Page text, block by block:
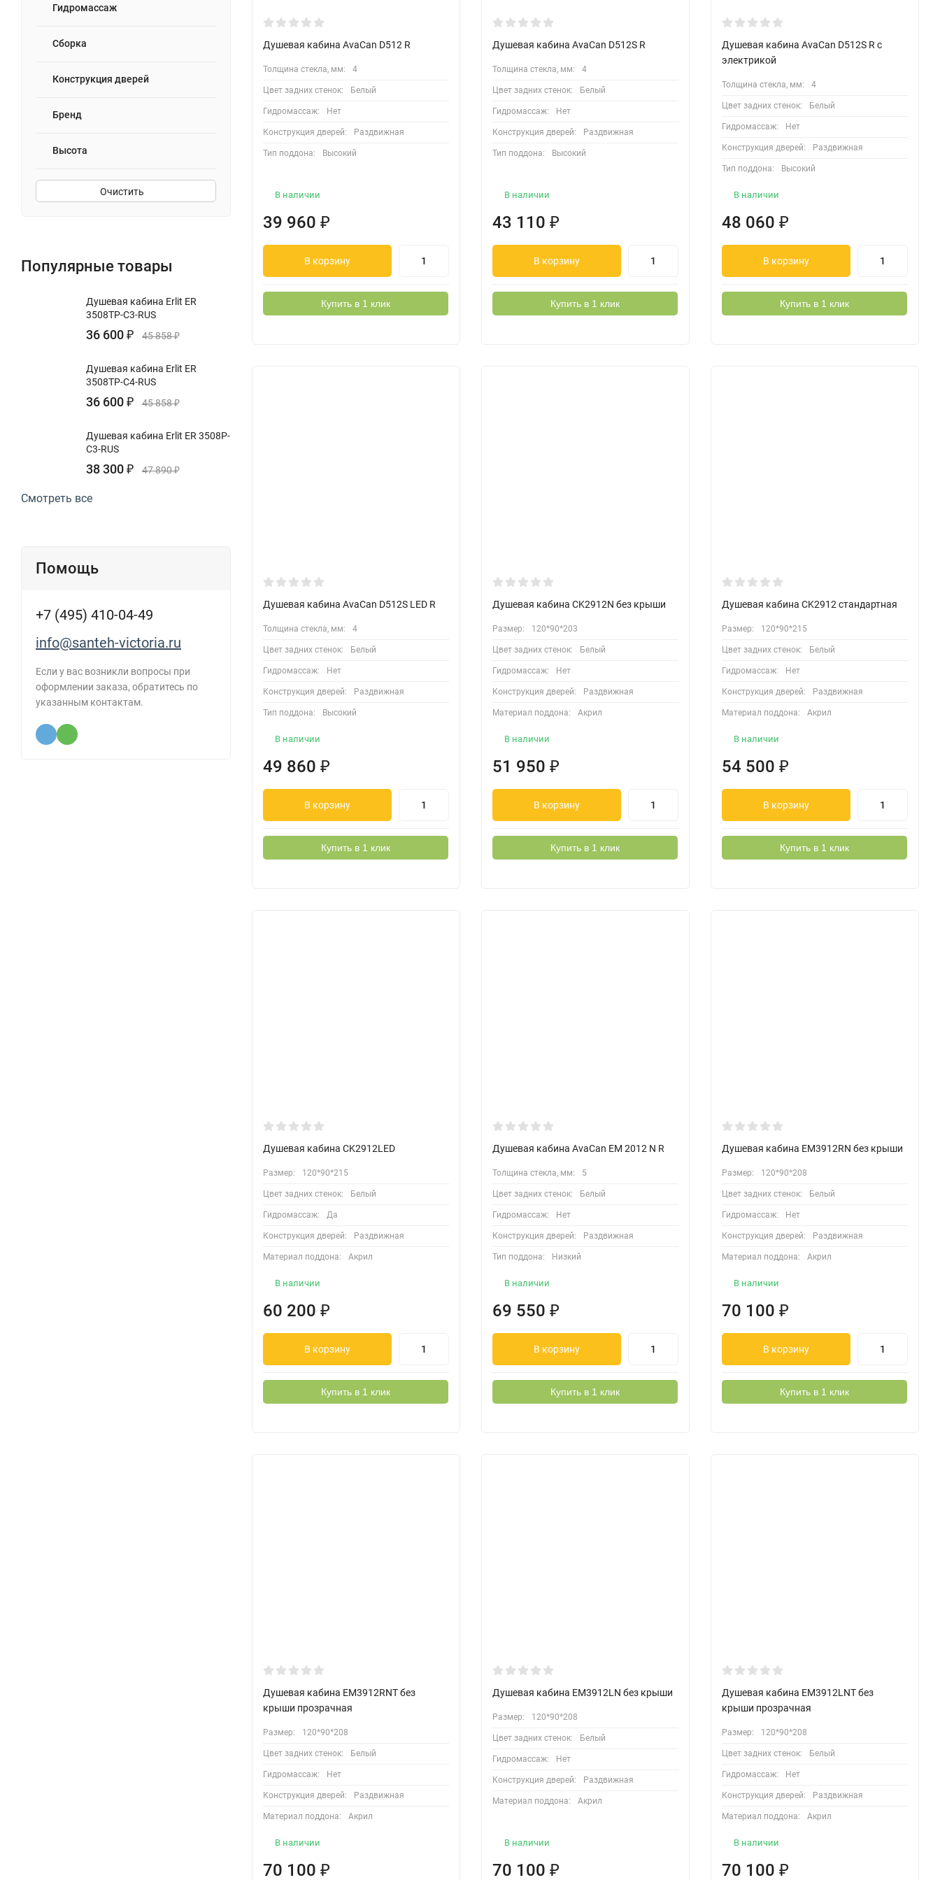
Гидромассаж
Сборка
Конструкция дверей
Бренд
Высота
Очистить
Популярные товары
Душевая кабина Erlit ER
3508TP-C3-RUS
36 600₽ 45 858₽
Душевая кабина Erlit ER
3508TP-C4-RUS
36 600₽ 45 858₽
Душевая кабина Erlit ER 3508P-
C3-RUS
38 300₽ 47 890₽
Смотреть все
Помощь
+7 (495) 410-04-49
info@santeh-victoria.ru
Если у вас возникли вопросы при
оформлении заказа, обратитесь по
указанным контактам.
Душевая кабина AvaCan D512 R
Толщина стекла, мм: 4
Цвет задних стенок: Белый
Гидромассаж: Нет
Конструкция дверей: Раздвижная
Тип поддона: Высокий
В наличии
39 960 ₽
В корзину
Купить в 1 клик
Душевая кабина AvaCan D512S R
Толщина стекла, мм: 4
Цвет задних стенок: Белый
Гидромассаж: Нет
Конструкция дверей: Раздвижная
Тип поддона: Высокий
В наличии
43 110 ₽
В корзину
Купить в 1 клик
Душевая кабина AvaCan D512S R с
электрикой
Толщина стекла, мм: 4
Цвет задних стенок: Белый
Гидромассаж: Нет
Конструкция дверей: Раздвижная
Тип поддона: Высокий
В наличии
48 060 ₽
В корзину
Купить в 1 клик
Душевая кабина AvaCan D512S LED R
Толщина стекла, мм: 4
Цвет задних стенок: Белый
Гидромассаж: Нет
Конструкция дверей: Раздвижная
Тип поддона: Высокий
В наличии
49 860 ₽
В корзину
Купить в 1 клик
Душевая кабина CK2912N без крыши
Размер: 120*90*203
Цвет задних стенок: Белый
Гидромассаж: Нет
Конструкция дверей: Раздвижная
Материал поддона: Акрил
В наличии
51 950 ₽
В корзину
Купить в 1 клик
Душевая кабина CK2912 стандартная
Размер: 120*90*215
Цвет задних стенок: Белый
Гидромассаж: Нет
Конструкция дверей: Раздвижная
Материал поддона: Акрил
В наличии
54 500 ₽
В корзину
Купить в 1 клик
Душевая кабина CK2912LED
Размер: 120*90*215
Цвет задних стенок: Белый
Гидромассаж: Да
Конструкция дверей: Раздвижная
Материал поддона: Акрил
В наличии
60 200 ₽
В корзину
Купить в 1 клик
Душевая кабина AvaCan EM 2012 N R
Толщина стекла, мм: 5
Цвет задних стенок: Белый
Гидромассаж: Нет
Конструкция дверей: Раздвижная
Тип поддона: Низкий
В наличии
69 550 ₽
В корзину
Купить в 1 клик
Душевая кабина EM3912RN без крыши
Размер: 120*90*208
Цвет задних стенок: Белый
Гидромассаж: Нет
Конструкция дверей: Раздвижная
Материал поддона: Акрил
В наличии
70 100 ₽
В корзину
Купить в 1 клик
Душевая кабина EM3912RNT без
крыши прозрачная
Размер: 120*90*208
Цвет задних стенок: Белый
Гидромассаж: Нет
Конструкция дверей: Раздвижная
Материал поддона: Акрил
В наличии
70 100 ₽
Душевая кабина EM3912LN без крыши
Размер: 120*90*208
Цвет задних стенок: Белый
Гидромассаж: Нет
Конструкция дверей: Раздвижная
Материал поддона: Акрил
В наличии
70 100 ₽
Душевая кабина EM3912LNT без
крыши прозрачная
Размер: 120*90*208
Цвет задних стенок: Белый
Гидромассаж: Нет
Конструкция дверей: Раздвижная
Материал поддона: Акрил
В наличии
70 100 ₽